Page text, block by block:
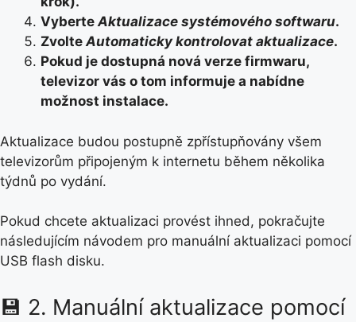
VyberteAktualizace systémového softwaru.
ZvolteAutomaticky kontrolovat aktualizace.
Pokud je dostupná nová verze firmwaru,
televizor vás o tom informuje a nabídne
možnost instalace.
Aktualizace budou postupně zpřístupňovány všem
televizorům připojeným k internetu během několika
týdnů po vydání.
Pokud chcete aktualizaci provést ihned, pokračujte
následujícím návodem pro manuální aktualizaci pomocí
USB flash disku.
💾 2. Manuální aktualizace pomocí